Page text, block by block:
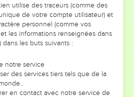
L’ANNÉE !
POUVAIENT VOUS ÉVITER LES
VOTRES ?
on voit moins les doutes, les erreurs
ont traversés, alors même que ce
qui les ont façonnés.
utilise des traceurs (comme des
de votre compte utilisateur) et
personnel (comme vos
les informations renseignées dans
les buts suivants :
notre service
des services tiers tels que de la
en contact avec notre service de